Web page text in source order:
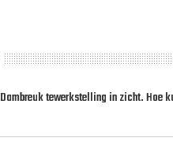
Dambreuk tewerkstelling in zicht. Hoe